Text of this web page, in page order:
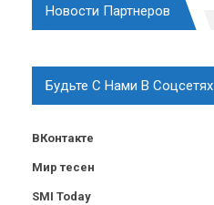
Новости Партнеров
Будьте С Нами В Соцсетях
ВКонтакте
Мир тесен
SMI Today